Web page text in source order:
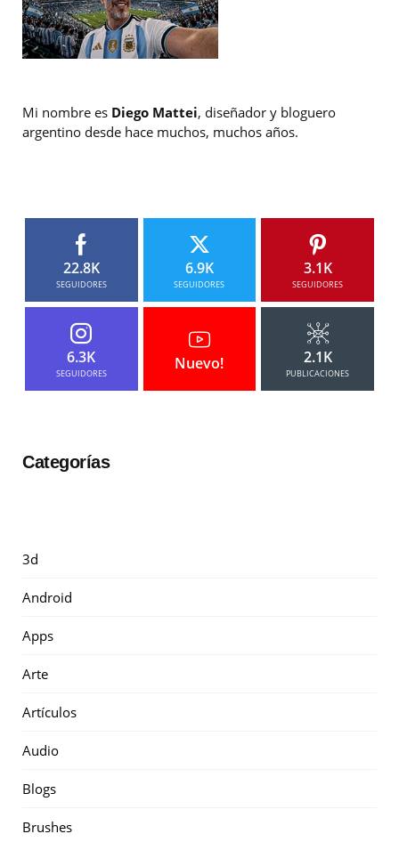
Mi nombre es Diego Mattei, diseñador y bloguero
argentino desde hace muchos, muchos años.
22.8K
SEGUIDORES
6.9K
SEGUIDORES
3.1K
SEGUIDORES
6.3K
SEGUIDORES
Nuevo! 2.1K
PUBLICACIONES
Categorías
3d
Android
Apps
Arte
Artículos
Audio
Blogs
Brushes